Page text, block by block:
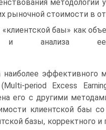
рыночной стоимости в
«клиентской
и
эффективного
period Excess
его с другими
клиентской баы
базы, корректного и